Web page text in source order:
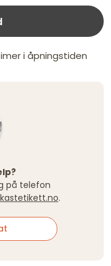
i åpningstiden
på telefon
.